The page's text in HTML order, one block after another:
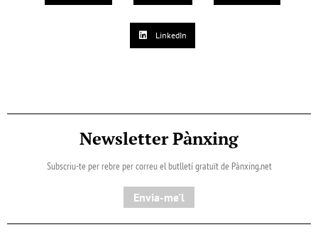
LinkedIn
Newsletter Pànxing
Subscriu-te per rebre per correu el butlletí gratuït de Pànxing.net​
Envia-me'l